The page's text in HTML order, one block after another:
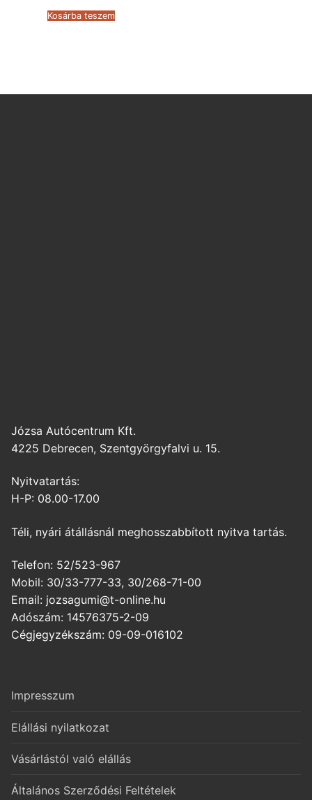
38.875 Ft.
Kosárba teszem
Józsa Autócentrum Kft.
4225 Debrecen, Szentgyörgyfalvi u. 15.
Nyitvatartás:
H-P: 08.00-17.00
Téli, nyári átállásnál meghosszabbított nyitva tartás.
Telefon: 52/523-967
Mobil: 30/33-777-33, 30/268-71-00
Email: jozsagumi@t-online.hu
Adószám: 14576375-2-09
Cégjegyzékszám: 09-09-016102
Impresszum
Elállási nyilatkozat
Vásárlástól való elállás
Általános Szerződési Feltételek